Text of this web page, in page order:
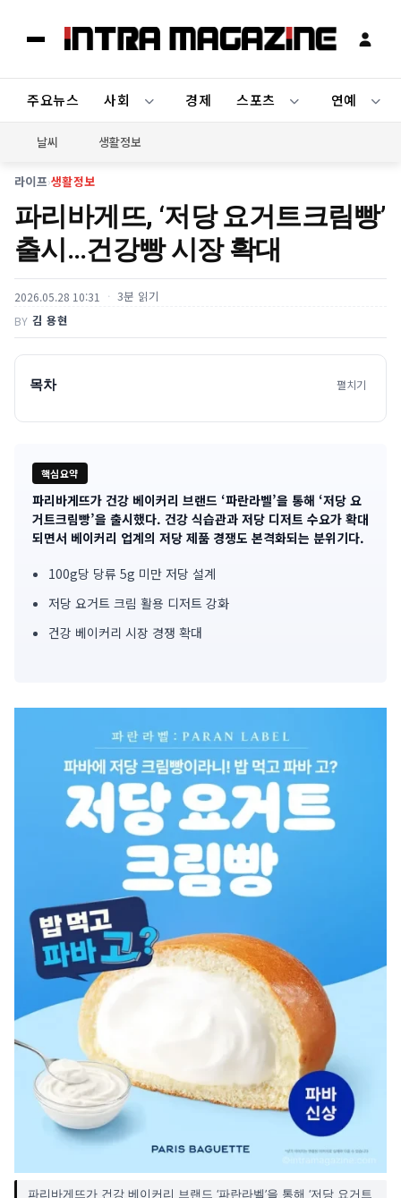
주요뉴스 사회 경제 스포츠 연예
날씨 생활정보
라이프›생활정보
파리바게뜨, ‘저당 요거트크림빵’
출시…건강빵 시장 확대
2026.05.28 10:31 3분 읽기
BY 김 용현
목차 펼치기
핵심요약
기
사
핵
심
파리바게뜨가 건강 베이커리 브랜드 ‘파란라벨’을 통해 ‘저당 요
거트크림빵’을 출시했다. 건강 식습관과 저당 디저트 수요가 확대
되면서 베이커리 업계의 저당 제품 경쟁도 본격화되는 분위기다.
100g당 당류 5g 미만 저당 설계
저당 요거트 크림 활용 디저트 강화
건강 베이커리 시장 경쟁 확대
파리바게뜨가 건강 베이커리 브랜드 ‘파란라벨’을 통해 ‘저당 요거트